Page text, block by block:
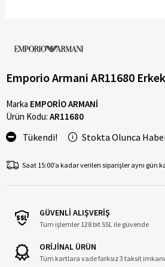
Emporio Armani AR11680
Marka EMPORİO ARMANİ
Ürün Kodu: AR11680
Tükendi! Stokta Olunca
Saat 15:00’a kadar verilen siparişler aynı gün
GÜVENLİ ALIŞVERİŞ
Tüm işlemler 128 bit SSL ile güvende
ORİJİNAL ÜRÜN
Tüm kartlara vade farksız 3 taksit imkanı